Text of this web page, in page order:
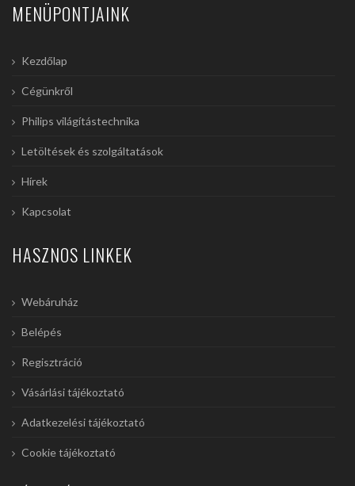
MENÜPONTJAINK
Kezdőlap
Cégünkről
Philips világítástechnika
Letöltések és szolgáltatások
Hírek
Kapcsolat
HASZNOS LINKEK
Webáruház
Belépés
Regisztráció
Vásárlási tájékoztató
Adatkezelési tájékoztató
Cookie tájékoztató